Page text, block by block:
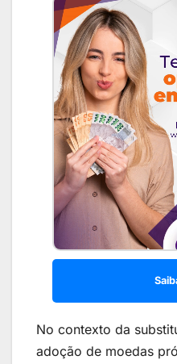
No contexto da
adoção de moedas